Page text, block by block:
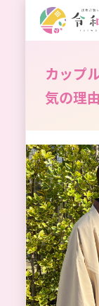
カップ
気の理